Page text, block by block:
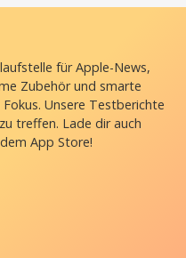
für Apple-News,
Zubehör und smarte
Unsere Testberichte
treffen. Lade dir auch
App Store!